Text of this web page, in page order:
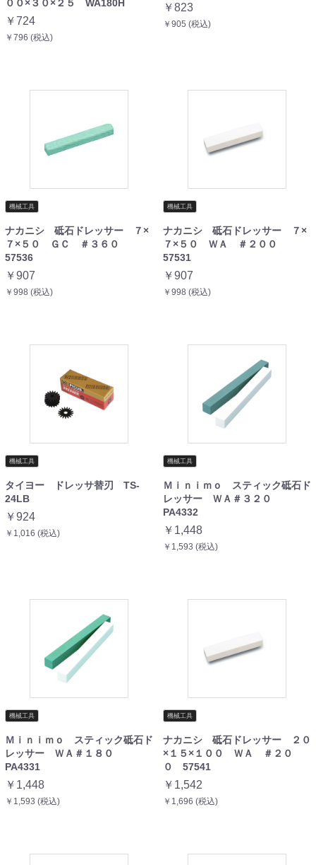
００×３０×２５ WA180H
￥724
￥796 (税込)
￥823
￥905 (税込)
機械工具
ナカニシ 砥石ドレッサー ７×
７×５０ ＧＣ ＃３６０
57536
￥907
￥998 (税込)
機械工具
ナカニシ 砥石ドレッサー ７×
７×５０ ＷＡ ＃２００
57531
￥907
￥998 (税込)
機械工具
タイヨー ドレッサ替刃 TS-
24LB
￥924
￥1,016 (税込)
機械工具
Ｍｉｎｉｍｏ スティック砥石ド
レッサー ＷＡ＃３２０
PA4332
￥1,448
￥1,593 (税込)
機械工具
Ｍｉｎｉｍｏ スティック砥石ド
レッサー ＷＡ＃１８０
PA4331
￥1,448
￥1,593 (税込)
機械工具
ナカニシ 砥石ドレッサー ２０
×１５×１００ ＷＡ ＃２０
０ 57541
￥1,542
￥1,696 (税込)